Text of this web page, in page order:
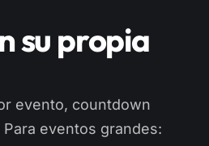
su propia
evento, countdown
eventos grandes: